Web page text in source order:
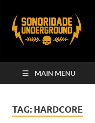
MAIN MENU
TAG: HARDCORE